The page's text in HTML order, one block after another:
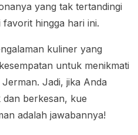
yang tak tertandingi
hingga hari ini.
kuliner yang
untuk menikmati
Jadi, jika Anda
berkesan, kue
adalah jawabannya!